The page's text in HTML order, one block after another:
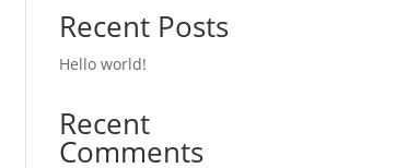
Recent Posts
Hello world!
Recent
Comments